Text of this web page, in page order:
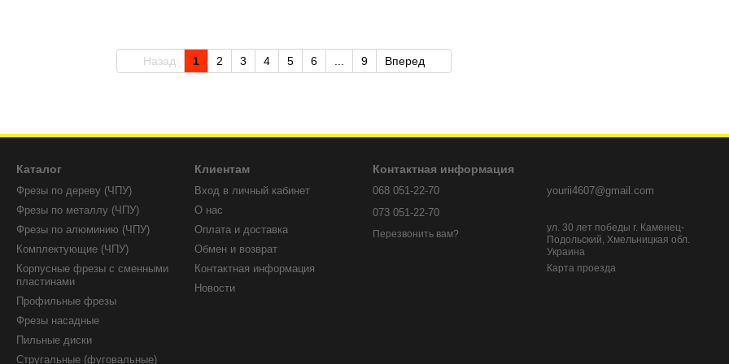
Назад 1 2 3 4 5 6 9 Вперед
Каталог
Фрезы по дереву (ЧПУ)
Фрезы по металлу (ЧПУ)
Фрезы по алюминию (ЧПУ)
Комплектующие (ЧПУ)
Корпусные фрезы с сменными
пластинами
Профильные фрезы
Фрезы насадные
Пильные диски
Стругальные (фуговальные)
Клиентам
Вход в личный кабинет
О нас
Оплата и доставка
Обмен и возврат
Контактная информация
Новости
Контактная информация
068 051-22-70
073 051-22-70
Перезвонить вам?
yourii4607@gmail.com
ул. 30 лет победы г. Каменец-
Подольский, Хмельницкая обл.
Украина
Карта проезда